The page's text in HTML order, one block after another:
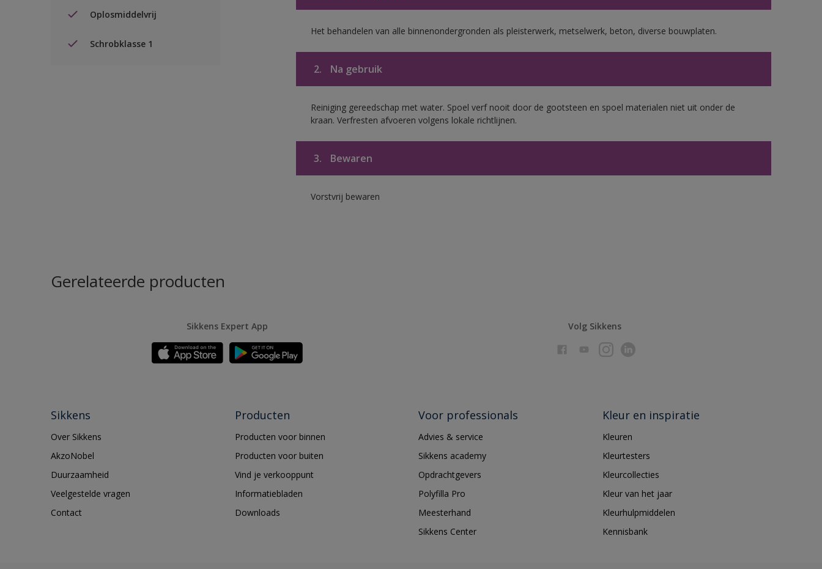
Oplosmiddelvrij
Schrobklasse 1
Het behandelen van alle binnenondergronden als pleisterwerk, metselwerk, beton, diverse bouwplaten.
2. Na gebruik
Reiniging gereedschap met water. Spoel verf nooit door de gootsteen en spoel materialen niet uit onder de
kraan. Verfresten afvoeren volgens lokale richtlijnen.
3. Bewaren
Vorstvrij bewaren
Gerelateerde producten
Sikkens Expert App Volg Sikkens
Sikkens
Over Sikkens
AkzoNobel
Duurzaamheid
Veelgestelde vragen
Contact
Producten
Producten voor binnen
Producten voor buiten
Vind je verkooppunt
Informatiebladen
Downloads
Voor professionals
Advies & service
Sikkens academy
Opdrachtgevers
Polyfilla Pro
Meesterhand
Sikkens Center
Kleur en inspiratie
Kleuren
Kleurtesters
Kleurcollecties
Kleur van het jaar
Kleurhulpmiddelen
Kennisbank